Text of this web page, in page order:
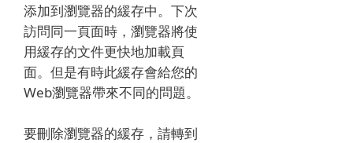
添加到瀏覽器的緩存中。 下次
訪問同一頁面時，瀏覽器將使
用緩存的文件更快地加載頁
面。 但是有時此緩存會給您的
Web瀏覽器帶來不同的問題。
要刪除瀏覽器的緩存，請轉到